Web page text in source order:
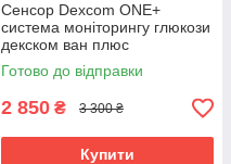
Сенсор Dexcom ONE+
система моніторингу глюкози
декском ван плюс
Готово до відправки
2 850 ₴ 3 300 ₴
Купити